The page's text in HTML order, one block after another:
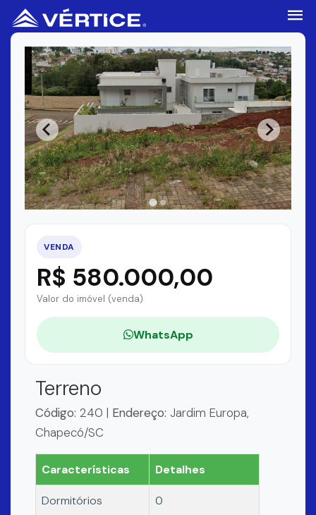
VENDA
R$ 580.000,00
Valor do imóvel (venda)
WhatsApp
Terreno
Código: 240 | Endereço: Jardim Europa,
Chapecó/SC
Características Detalhes
Dormitórios 0